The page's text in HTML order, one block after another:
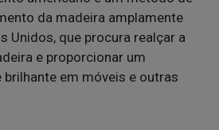
da madeira amplamente
Unidos, que procura realçar a
e proporcionar um
brilhante em móveis e outras